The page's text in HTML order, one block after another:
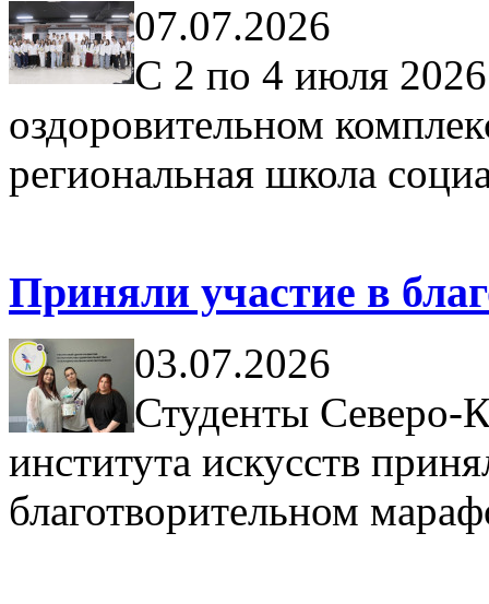
07.07.2026
С 2 по 4 июля 2026
оздоровительном
региональная школа
Приняли участие в
03.07.2026
Студенты Северо-
института искусств
благотворительном